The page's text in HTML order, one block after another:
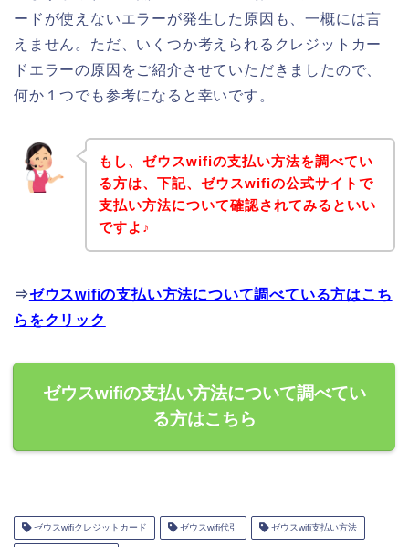
ードが使えないエラーが発生した原因も、一概には言
えません。ただ、いくつか考えられるクレジットカー
ドエラーの原因をご紹介させていただきましたので、
何か１つでも参考になると幸いです。
もし、ゼウスwifiの支払い方法を調べてい
る方は、下記、ゼウスwifiの公式サイトで
支払い方法について確認されてみるといい
ですよ♪
⇒ゼウスwifiの支払い方法について調べている方はこち
らをクリック
ゼウスwifiの支払い方法について調べてい
る方はこちら
ゼウスwifiクレジットカード ゼウスwifi代引 ゼウスwifi支払い方法